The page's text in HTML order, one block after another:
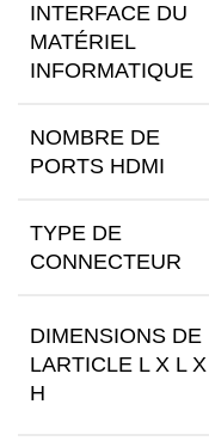
INTERFACE DU
MATÉRIEL
INFORMATIQUE
NOMBRE DE
PORTS HDMI
TYPE DE
CONNECTEUR
DIMENSIONS DE
LARTICLE L X L X
H